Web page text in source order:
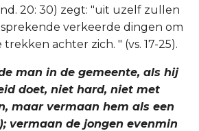
20: 30) zegt: "uit uzelf zullen
verkeerde dingen om
achter zich. " (vs. 17-25).
man in de gemeente, als hij
doet, niet hard, niet met
maar vermaan hem als een
vermaan de jongen evenmin